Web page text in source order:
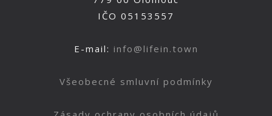
IČO 05153557
E-mail: info@lifein.town
Všeobecné smluvní podmínky